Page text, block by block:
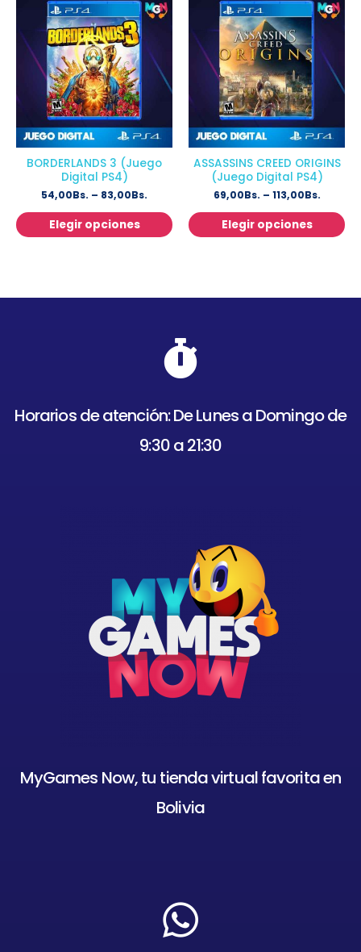
BORDERLANDS 3 (Juego
Digital PS4)
54,00Bs. – 83,00Bs.
Elegir opciones
ASSASSINS CREED ORIGINS
(Juego Digital PS4)
69,00Bs. – 113,00Bs.
Elegir opciones
Horarios de atención: De Lunes a Domingo de
9:30 a 21:30
MyGames Now, tu tienda virtual favorita en
Bolivia